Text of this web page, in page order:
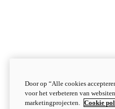
Door op “Alle cookies
voor het verbeteren van
marketingprojecten. Cookie